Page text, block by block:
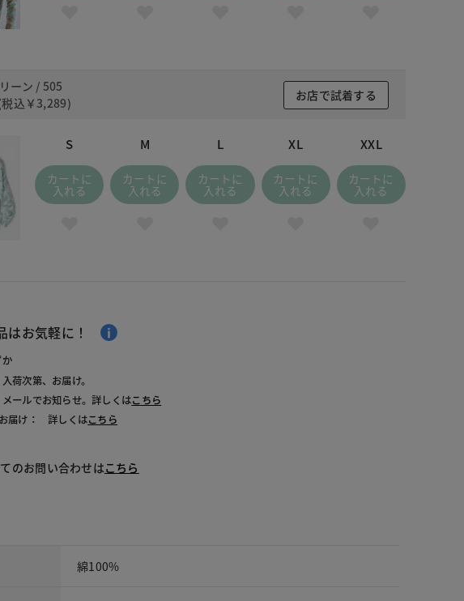
ーン / 505
込 ￥3,289)
お店で試着する
S
カートに
入れる
M
カートに
入れる
L
カートに
入れる
XL
カートに
入れる
XXL
カートに
入れる
はお気軽に！
荷次第、お届け。
ールでお知らせ。詳しくはこちら
届け： 詳しくはこちら
のお問い合わせはこちら
綿100%